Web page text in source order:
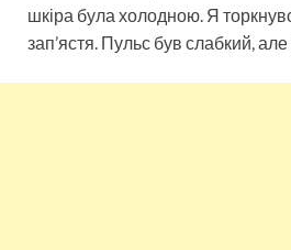
шкіра була холодною. Я
зап’ястя. Пульс був слабкий,